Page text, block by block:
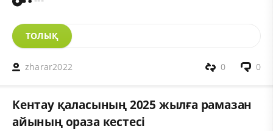
ТОЛЫҚ
zharar2022 0
0
Кентау қаласының 2025 жылға рамазан
айының ораза кестесі